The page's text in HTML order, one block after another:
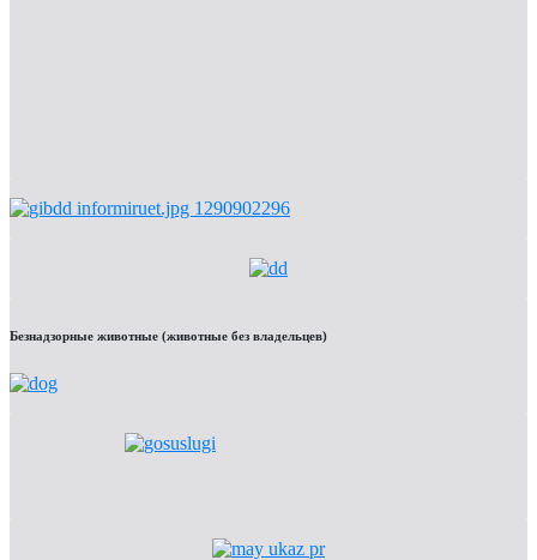
Безнадзорные животные (животные без владельцев)